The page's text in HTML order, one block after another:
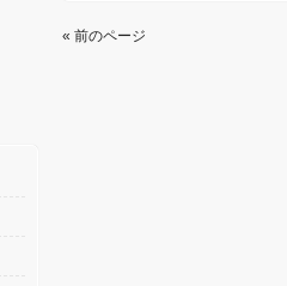
« 前のページ